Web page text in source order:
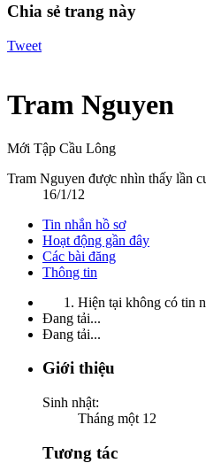
Chia sẻ trang này
Tweet
Tram Nguyen
Mới Tập Cầu Lông
Tram Nguyen được nhìn thấy lần
16/1/12
Tin nhắn hồ sơ
Hoạt động gần đây
Các bài đăng
Thông tin
Hiện tại không có tin
Đang tải...
Đang tải...
Giới thiệu
Sinh nhật:
Tháng một 12
Tương tác